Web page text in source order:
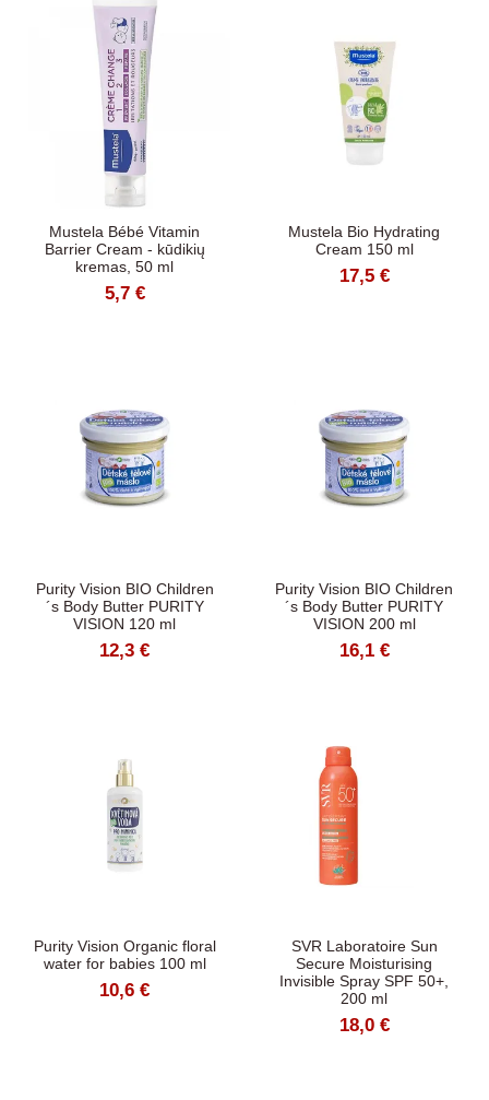
Mustela Bébé Vitamin
Barrier Cream - kūdikių
kremas, 50 ml
5,7 €
Mustela Bio Hydrating
Cream 150 ml
17,5 €
Purity Vision BIO Children
´s Body Butter PURITY
VISION 120 ml
12,3 €
Purity Vision BIO Children
´s Body Butter PURITY
VISION 200 ml
16,1 €
Purity Vision Organic floral
water for babies 100 ml
10,6 €
SVR Laboratoire Sun
Secure Moisturising
Invisible Spray SPF 50+,
200 ml
18,0 €